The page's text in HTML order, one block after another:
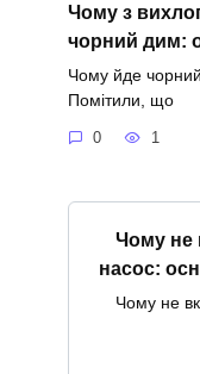
Чому з
чорний дим:
Чому йде
Помітили, що
0 1
Чому не
насос:
Чому не